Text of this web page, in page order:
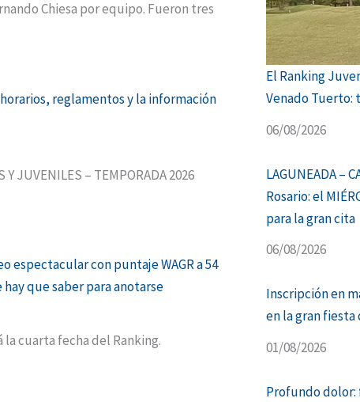
Chiesa por equipo. Fueron tres
reglamentos y la información
Y JUVENILES – TEMPORADA 2026
espectacular con puntaje WAGR a 54
hay que saber para anotarse
la cuarta fecha del Ranking.
El Ranking
Venado Tuerto:
06/08/2026
LAGUNEADA –
Rosario: el
para la gran cita
06/08/2026
Inscripción en
en la gran
01/08/2026
Profundo dolor: